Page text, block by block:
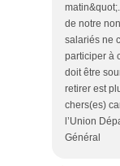
de notre
salariés ne
participer à
doit être
retirer est
chers(es)
l’Union
Général